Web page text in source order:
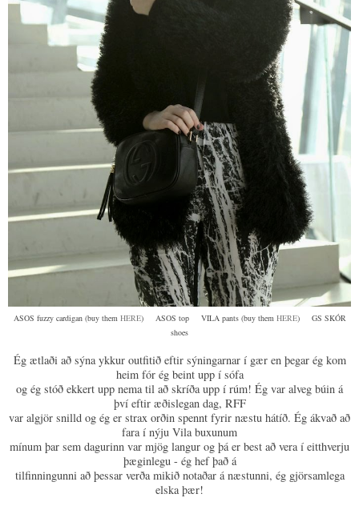
ASOS fuzzy cardigan (buy them HERE) ASOS top VILA pants (buy them HERE) GS SKÓR
shoes
Ég ætlaði að sýna ykkur outfitið eftir sýningarnar í gær en þegar ég kom
heim fór ég beint upp í sófa
og ég stóð ekkert upp nema til að skríða upp í rúm! Ég var alveg búin á
því eftir æðislegan dag, RFF
var algjör snilld og ég er strax orðin spennt fyrir næstu hátíð. Ég ákvað að
fara í nýju Vila buxunum
mínum þar sem dagurinn var mjög langur og þá er best að vera í eitthverju
þæginlegu - ég hef það á
tilfinningunni að þessar verða mikið notaðar á næstunni, ég gjörsamlega
elska þær!